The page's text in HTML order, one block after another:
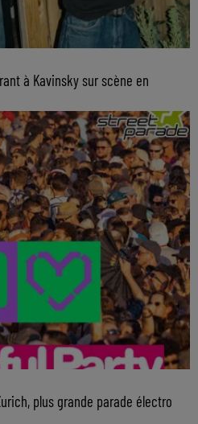
à Kavinsky sur scène en
plus grande parade électro